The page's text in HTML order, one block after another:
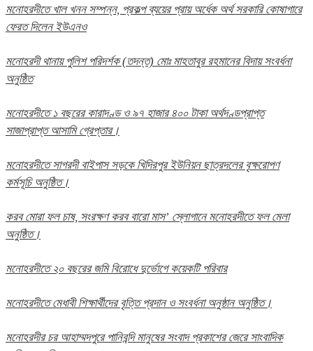
মনোহরদীতে খাল খনন সম্পন্ন, প্রকল্প ব্যয়ের প্রায় অর্ধেক অর্থ সরকারি কোষাগারে
ফেরত দিলেন ইউএনও
মনোহরদী থানায় পুলিশ পরিদর্শক (তদন্ত) মোঃ মাহতাবুর রহমানের বিদায় সংবর্ধনা
অনুষ্ঠিত
মনোহরদীতে ১ বছরের কারাদণ্ড ও ৯৭ হাজার ৪০০ টাকা অর্থদণ্ডপ্রাপ্ত
সাজাপ্রাপ্ত আসামি গ্রেপ্তার।
মনোহরদীতে সাগরদী বাইপাস সড়কে খিদিরপুর ইউনিয়ন ছাত্রদলের বৃক্ষরোপণ
কর্মসূচি অনুষ্ঠিত।
করব মোরা ফল চাষ, সংরক্ষণ করব বারো মাস’ স্লোগানে মনোহরদীতে ফল মেলা
অনুষ্ঠিত।
মনোহরদীতে ২০ বছরের জমি বিরোধে দুর্ভোগে কয়েকটি পরিবার
মনোহরদীতে মেধাবী শিক্ষার্থীদের বৃত্তি প্রদান ও সংবর্ধনা অনুষ্ঠান অনুষ্ঠিত।
মনোহরদীর চর আহাম্মদপুরে পানিবন্দি মানুষের সংবাদ প্রকাশের জেরে সাংবাদিক